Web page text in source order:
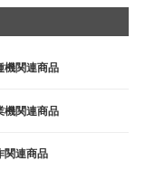
機関連商品
機関連商品
関連商品